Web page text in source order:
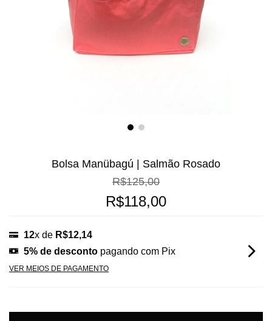
Bolsa Manübagú | Salmão Rosado
R$125,00
R$118,00
12x de R$12,14
5% de desconto pagando com Pix
VER MEIOS DE PAGAMENTO